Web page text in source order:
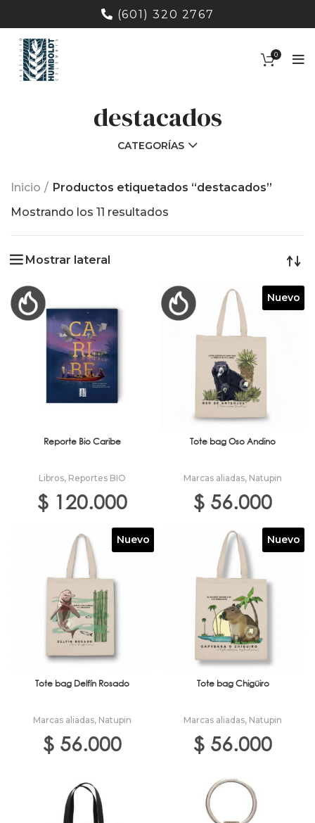
(601) 320 2767
0
destacados
CATEGORÍAS
Inicio
Productos etiquetados “destacados”
Mostrando los 11 resultados
Mostrar lateral
Reporte Bio Caribe
Libros, Reportes BIO
$ 120.000
Nuevo
Tote bag Oso Andino
Marcas aliadas, Natupin
$ 56.000
Nuevo
Tote bag Delfín Rosado
Marcas aliadas, Natupin
$ 56.000
Nuevo
Tote bag Chigüiro
Marcas aliadas, Natupin
$ 56.000